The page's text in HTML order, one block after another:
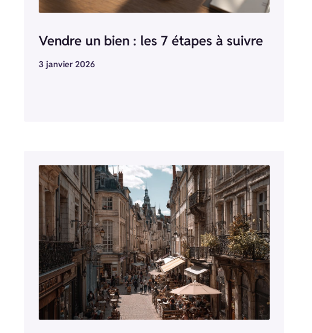
Vendre un bien : les 7 étapes à suivre
3 janvier 2026